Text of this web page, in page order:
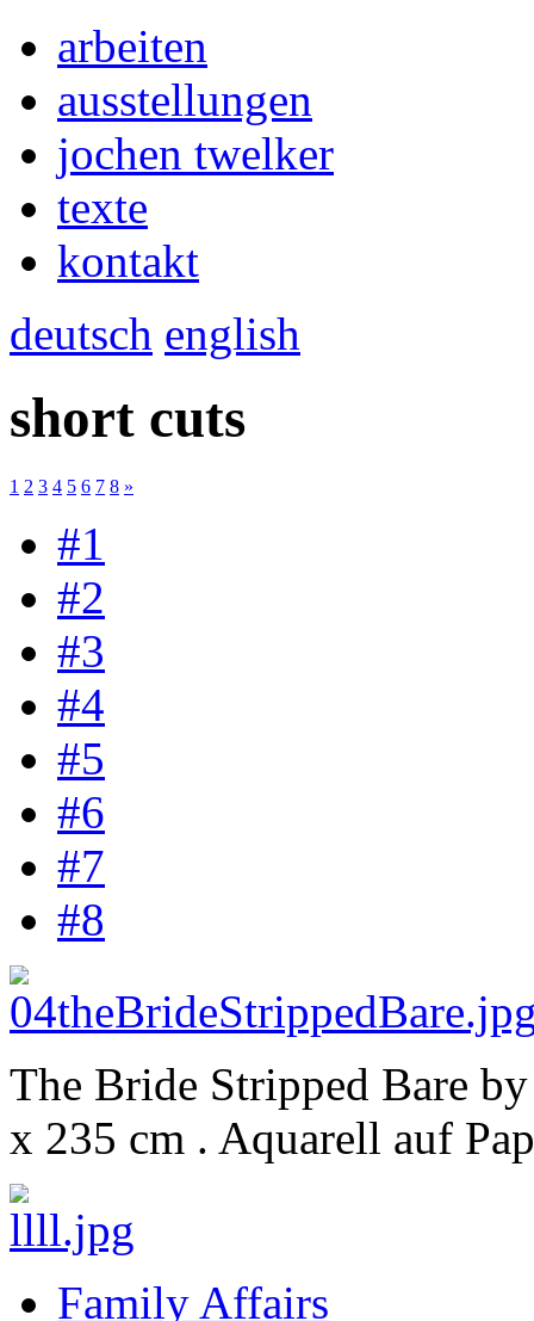
arbeiten
ausstellungen
jochen twelker
texte
kontakt
deutsch english
short cuts
1 2 3 4 5 6 7 8 »
#1
#2
#3
#4
#5
#6
#7
#8
The Bride Stripped Bare
x 235 cm . Aquarell auf
Family Affairs